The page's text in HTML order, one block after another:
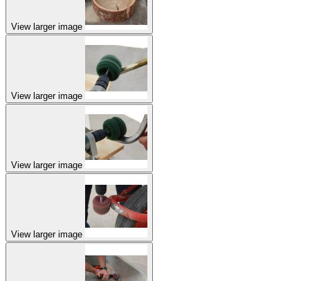
View larger image
View larger image
View larger image
View larger image